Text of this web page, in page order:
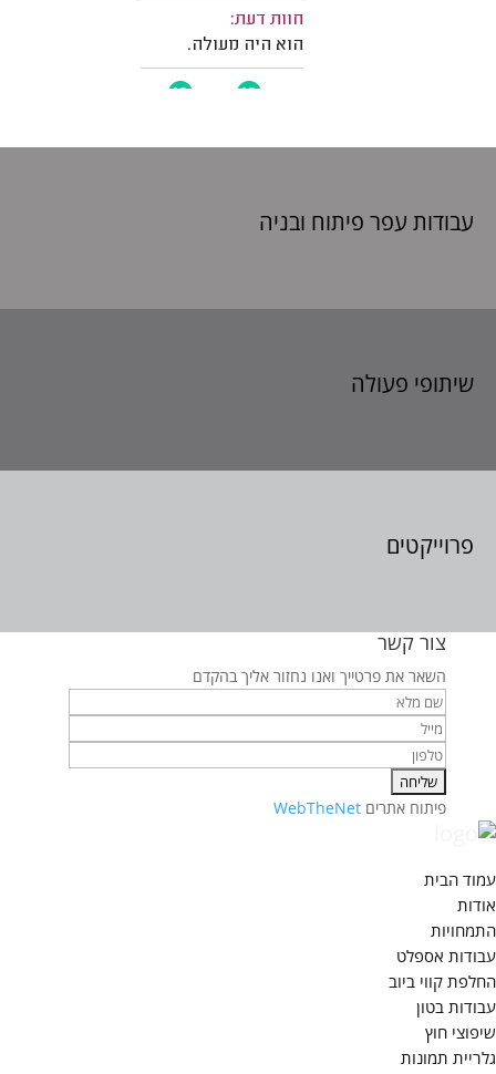
עבודות עפר פיתוח ובניה
שיתופי פעולה
פרוייקטים
צור קשר
השאר את פרטייך ואנו נחזור אליך בהקדם
פיתוח אתרים WebTheNet
עמוד הבית
אודות
התמחויות
עבודות אספלט
החלפת קווי ביוב
עבודות בטון
שיפוצי חוץ
גלריית תמונות